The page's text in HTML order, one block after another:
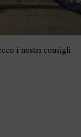
i nostri consigli